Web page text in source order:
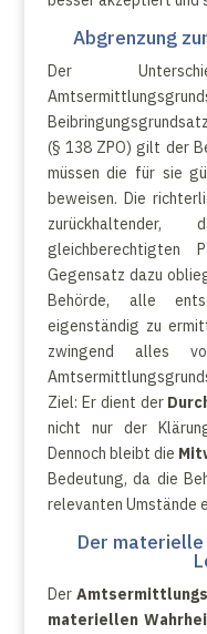
Abgrenzung
Der
(§ 138 ZPO) gilt der
müssen die für sie
beweisen. Die
gleichberechtigten
Gegensatz dazu
Behörde, alle
eigenständig zu
zwingend alles
Ziel: Er dient der
nicht nur der
Dennoch bleibt die
Bedeutung, da die
relevanten Umstände
Der
Der
materiellen